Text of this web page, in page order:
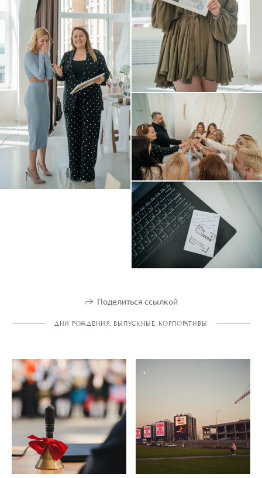
Поделиться ссылкой
ДНИ РОЖДЕНИЯ, ВЫПУСКНЫЕ, КОРПОРАТИВЫ